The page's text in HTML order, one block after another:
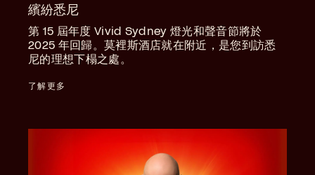
繽紛悉尼
第 15 屆年度 Vivid Sydney 燈光和聲音節將於
2025 年回歸。莫裡斯酒店就在附近，是您到訪悉
尼的理想下榻之處。
了解更多